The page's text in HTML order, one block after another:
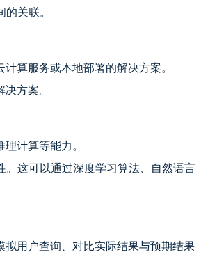
关联。
算服务或本地部署的解决方案。
方案。
计算等能力。
这可以通过深度学习算法、自然语言
用户查询、对比实际结果与预期结果